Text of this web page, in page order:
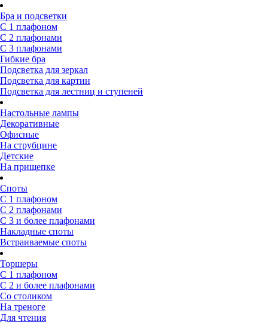
Бра и подсветки
С 1 плафоном
С 2 плафонами
С 3 плафонами
Гибкие бра
Подсветка для зеркал
Подсветка для картин
Подсветка для лестниц и ступеней
Настольные лампы
Декоративные
Офисные
На струбцине
Детские
На прищепке
Споты
С 1 плафоном
С 2 плафонами
С 3 и более плафонами
Накладные споты
Встраиваемые споты
Торшеры
С 1 плафоном
С 2 и более плафонами
Со столиком
На треноге
Для чтения